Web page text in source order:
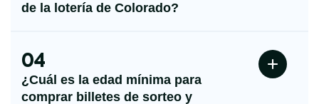
de la lotería de Colorado?
04
¿Cuál es la edad mínima para
comprar billetes de sorteo y